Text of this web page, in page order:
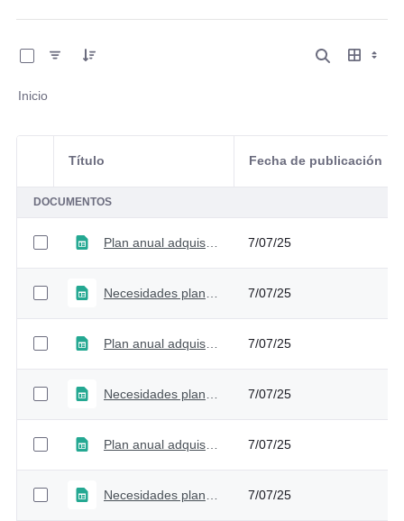
Inicio
Selección del elemento
Título Fecha de publicación
DOCUMENTOS
Plan anual adquisiciones - Versión 7 7/07/25
7/07/25
Plan anual adquisiciones - Versión 6 7/07/25
7/07/25
Plan anual adquisiciones - Versión 5 7/07/25
7/07/25